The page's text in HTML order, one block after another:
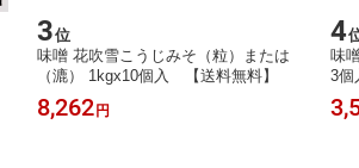
3位
味噌 花吹雪こうじみそ（粒）または
（漉） 1kgx10個入 【送料無料】
8,262 円
4
味
3個